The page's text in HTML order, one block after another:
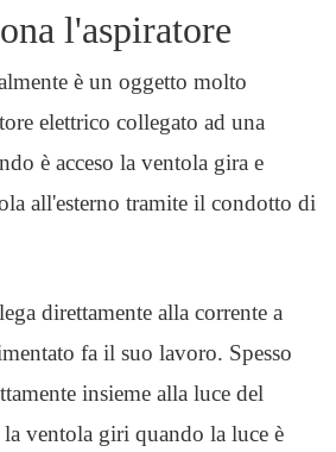
l'aspiratore
è un oggetto molto
elettrico collegato ad una
è acceso la ventola gira e
all'esterno tramite il condotto di
direttamente alla corrente a
fa il suo lavoro. Spesso
insieme alla luce del
ventola giri quando la luce è